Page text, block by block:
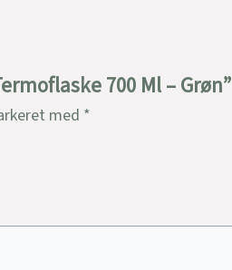
700 Ml – Grøn”
med *